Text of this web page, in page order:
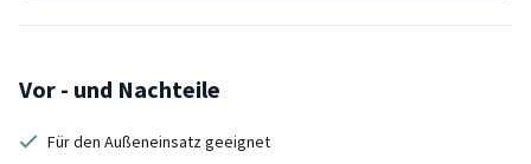
Vor - und Nachteile
Für den Außeneinsatz geeignet